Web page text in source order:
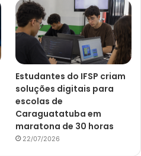
Estudantes do IFSP criam
soluções digitais para
escolas de
Caraguatatuba em
maratona de 30 horas
22/07/2026